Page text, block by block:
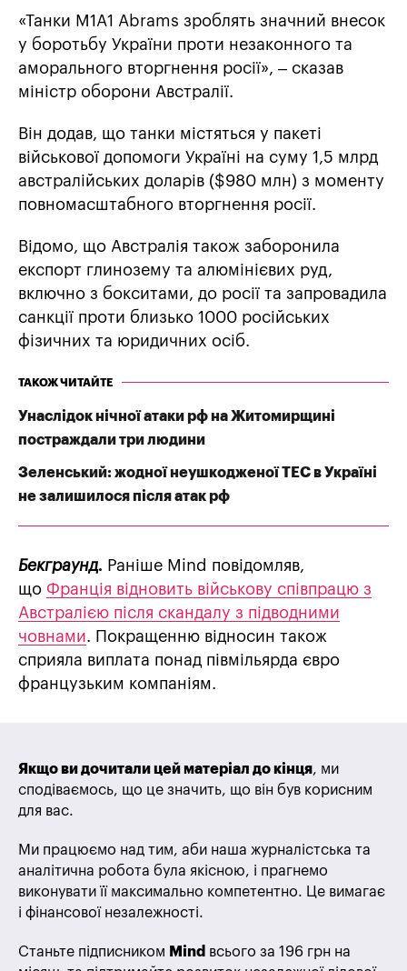
«Танки M1A1 Abrams зроблять значний внесок
у боротьбу України проти незаконного та
аморального вторгнення росії», – сказав
міністр оборони Австралії.
Він додав, що танки містяться у пакеті
військової допомоги Україні на суму 1,5 млрд
австралійських доларів ($980 млн) з моменту
повномасштабного вторгнення росії.
Відомо, що Австралія також заборонила
експорт глинозему та алюмінієвих руд,
включно з бокситами, до росії та запровадила
санкції проти близько 1000 російських
фізичних та юридичних осіб.
ТАКОЖ ЧИТАЙТЕ
Унаслідок нічної атаки рф на Житомирщині
постраждали три людини
Зеленський: жодної неушкодженої ТЕС в Україні
не залишилося після атак рф
Бекграунд. Раніше Mind повідомляв,
що Франція відновить військову співпрацю з
Австралією після скандалу з підводними
човнами. Покращенню відносин також
сприяла виплата понад півмільярда євро
французьким компаніям.
Якщо ви дочитали цей матеріал до кінця, ми
сподіваємось, що це значить, що він був корисним
для вас.
Ми працюємо над тим, аби наша журналістська та
аналітична робота була якісною, і прагнемо
виконувати її максимально компетентно. Це вимагає
і фінансової незалежності.
Станьте підписником Mind всього за 196 грн на